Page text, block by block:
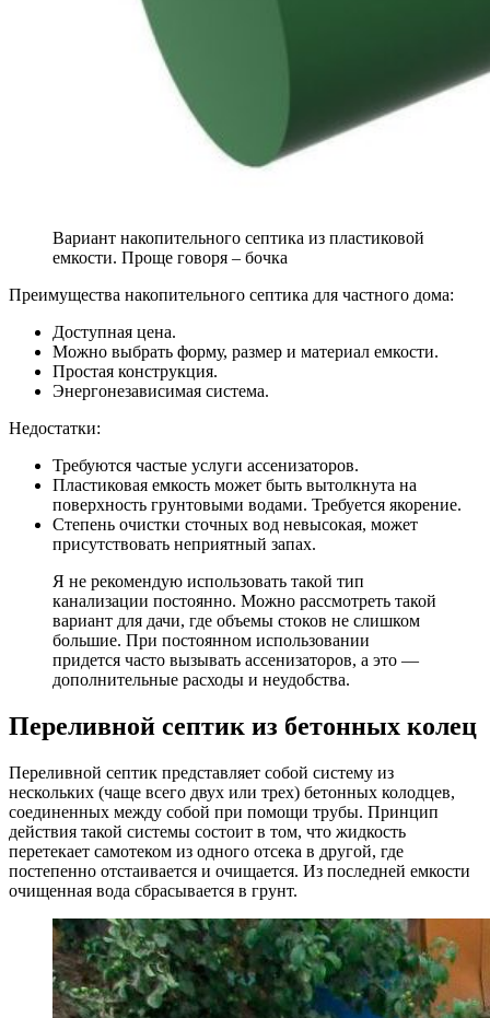
Вариант накопительного септика из пластиковой
емкости. Проще говоря – бочка
Преимущества накопительного септика для частного дома:
Доступная цена.
Можно выбрать форму, размер и материал емкости.
Простая конструкция.
Энергонезависимая система.
Недостатки:
Требуются частые услуги ассенизаторов.
Пластиковая емкость может быть вытолкнута на
поверхность грунтовыми водами. Требуется якорение.
Степень очистки сточных вод невысокая, может
присутствовать неприятный запах.
Я не рекомендую использовать такой тип
канализации постоянно. Можно рассмотреть такой
вариант для дачи, где объемы стоков не слишком
большие. При постоянном использовании
придется часто вызывать ассенизаторов, а это —
дополнительные расходы и неудобства.
Переливной септик из бетонных колец
Переливной септик представляет собой систему из
нескольких (чаще всего двух или трех) бетонных колодцев,
соединенных между собой при помощи трубы. Принцип
действия такой системы состоит в том, что жидкость
перетекает самотеком из одного отсека в другой, где
постепенно отстаивается и очищается. Из последней емкости
очищенная вода сбрасывается в грунт.